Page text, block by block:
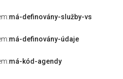
má-definovány-služby-vs
má-definovány-údaje
má-kód-agendy